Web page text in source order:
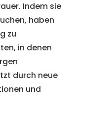
Indem sie
haben
zu
in denen
durch neue
und